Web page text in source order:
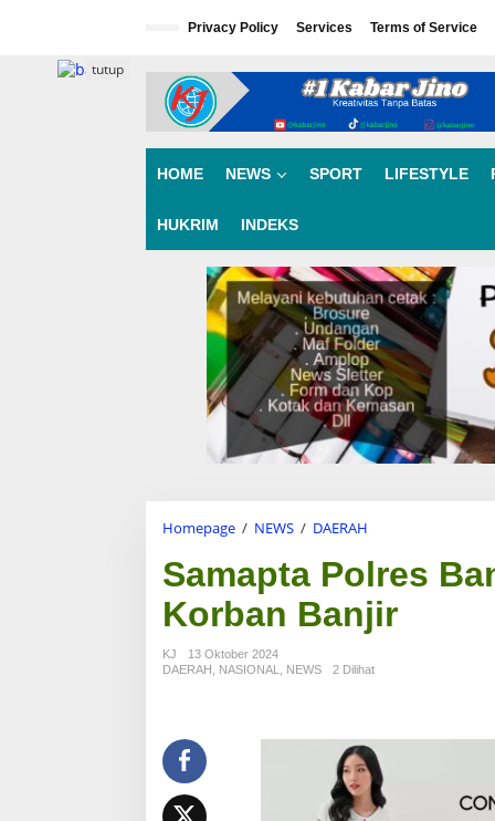
Privacy Policy Services Terms of Service
HOME NEWS SPORT LIFESTYLE
HUKRIM INDEKS
tutup
Homepage / NEWS / DAERAH
m
a
p
t
P
e
s
B
a
Samapta Polres
Korban Banjir
KJ
13 Oktober 2024
DAERAH
NASIONAL NEWS 2 Dilihat